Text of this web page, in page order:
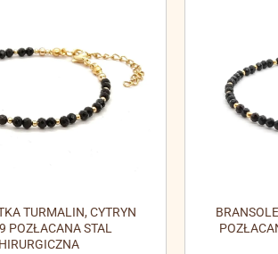
TURMALIN, CYTRYN
POZŁACANA STAL